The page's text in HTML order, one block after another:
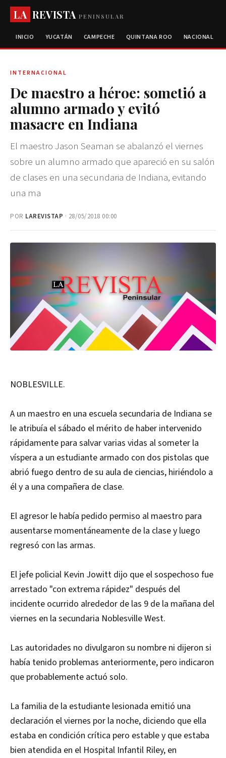
LA REVISTAPENINSULAR
INICIO YUCATÁN CAMPECHE QUINTANA ROO NACIONAL
INTERNACIONAL
De maestro a héroe: sometió a
alumno armado y evitó
masacre en Indiana
El maestro Jason Seaman se abalanzó el viernes
sobre un alumno armado que apareció en su salón
de clases en una secundaria de Indiana, evitando
una ma
POR LAREVISTAP · 28/05/2018 00:00
NOBLESVILLE.
A un maestro en una escuela secundaria de Indiana se
le atribuía el sábado el mérito de haber intervenido
rápidamente para salvar varias vidas al someter la
víspera a un estudiante armado con dos pistolas que
abrió fuego dentro de su aula de ciencias, hiriéndolo a
él y a una compañera de clase.
El agresor le había pedido permiso al maestro para
ausentarse momentáneamente de la clase y luego
regresó con las armas.
El jefe policial Kevin Jowitt dijo que el sospechoso fue
arrestado "con extrema rápidez" después del
incidente ocurrido alrededor de las 9 de la mañana del
viernes en la secundaria Noblesville West.
Las autoridades no divulgaron su nombre ni dijeron si
había tenido problemas anteriormente, pero indicaron
que probablemente actuó solo.
La familia de la estudiante lesionada emitió una
declaración el viernes por la noche, diciendo que ella
estaba en condición crítica pero estable y que estaba
bien atendida en el Hospital Infantil Riley, en